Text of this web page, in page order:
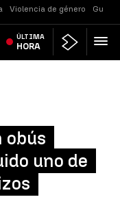
Violencia de género
ÚLTIMA
HORA
obús
uno de